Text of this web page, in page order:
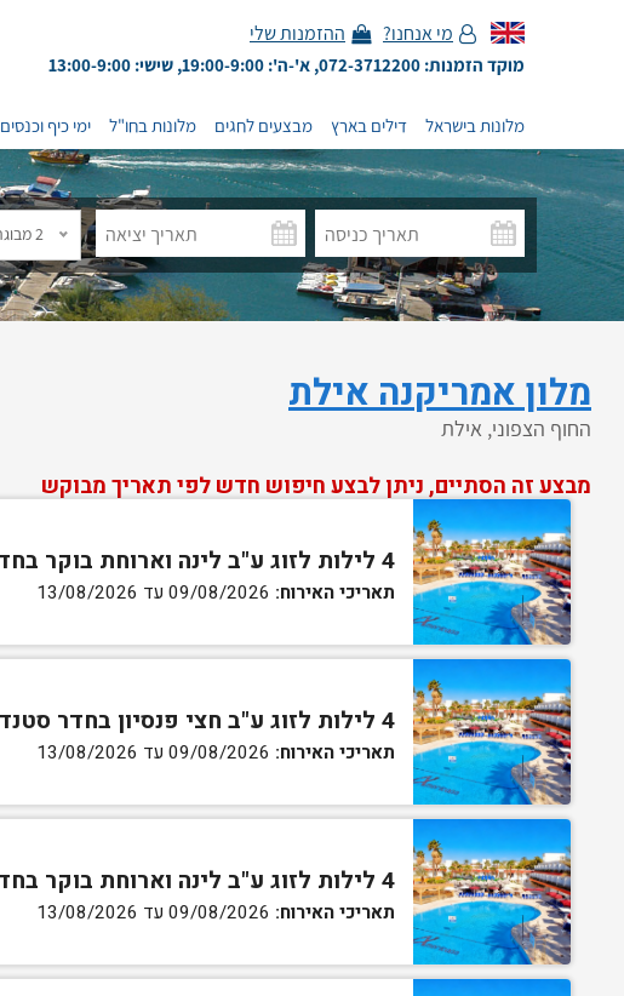
מי אנחנו? ההזמנות שלי
מוקד הזמנות: 072-3712200, א'-ה': 19:00-9:00, שישי: 13:00-9:00
מלונות בישראל דילים בארץ מבצעים לחגים מלונות בחו"ל ימי כיף וכנסים
2 מבוגרים
מלון אמריקנה אילת
החוף הצפוני, אילת
מבצע זה הסתיים, ניתן לבצע חיפוש חדש לפי תאריך מבוקש
4 לילות לזוג ע"ב לינה וארוחת בוקר בחדר סטנדרט
תאריכי האירוח:
4 לילות לזוג ע"ב חצי פנסיון בחדר סטנדרט
תאריכי האירוח:
4 לילות לזוג ע"ב לינה וארוחת בוקר בחדר גן
תאריכי האירוח: